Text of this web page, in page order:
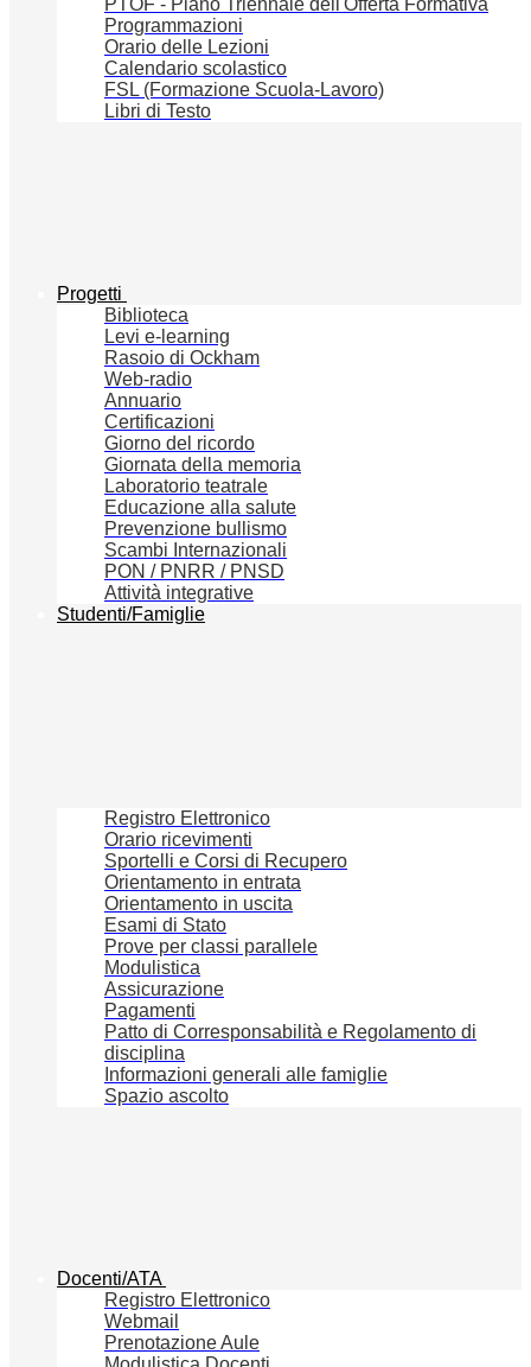
PTOF - Piano Triennale dell'Offerta Formativa
Programmazioni
Orario delle Lezioni
Calendario scolastico
FSL (Formazione Scuola-Lavoro)
Libri di Testo
Progetti
Biblioteca
Levi e-learning
Rasoio di Ockham
Web-radio
Annuario
Certificazioni
Giorno del ricordo
Giornata della memoria
Laboratorio teatrale
Educazione alla salute
Prevenzione bullismo
Scambi Internazionali
PON / PNRR / PNSD
Attività integrative
Studenti/Famiglie
Registro Elettronico
Orario ricevimenti
Sportelli e Corsi di Recupero
Orientamento in entrata
Orientamento in uscita
Esami di Stato
Prove per classi parallele
Modulistica
Assicurazione
Pagamenti
Patto di Corresponsabilità e Regolamento di
disciplina
Informazioni generali alle famiglie
Spazio ascolto
Docenti/ATA
Registro Elettronico
Webmail
Prenotazione Aule